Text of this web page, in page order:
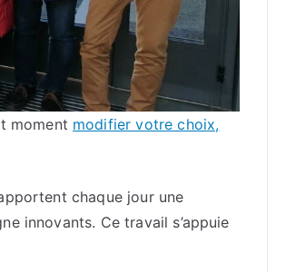
moment modifier votre choix,
chaque jour une
innovants. Ce travail s’appuie